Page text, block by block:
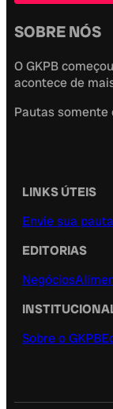
SOBRE NÓS
O GKPB
acontece de
Pautas somente
LINKS ÚTEIS
Envie sua pauta
EDITORIAS
Negócios
Sobre o GKPB